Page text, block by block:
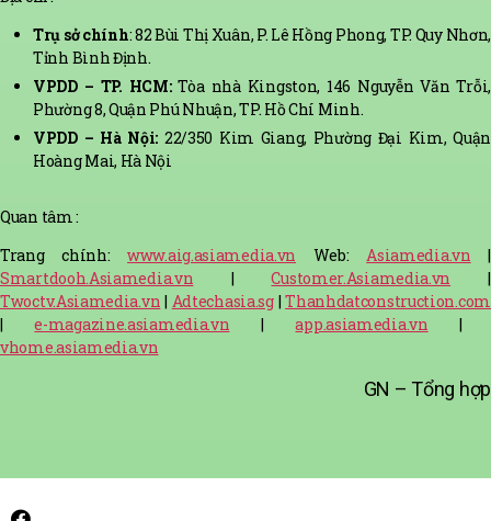
Trụ sở chính: 82 Bùi Thị Xuân, P. Lê Hồng Phong, TP. Quy Nhơn,
Tỉnh Bình Định.
VPDD – TP. HCM:Tòa nhà Kingston, 146 Nguyễn Văn Trỗi,
Phường 8, Quận Phú Nhuận, TP. Hồ Chí Minh.
VPDD – Hà Nội: 22/350 Kim Giang, Phường Đại Kim, Quận
Hoàng Mai, Hà Nội
Quan tâm :
Trang chính:www.aig.asiamedia.vn Web:Asiamedia.vn |
Smartdooh.Asiamedia.vn |Customer.Asiamedia.vn |
Twoctv.Asiamedia.vn | Adtechasia.sg|Thanhdatconstruction.com
|e-magazine.asiamedia.vn |app.asiamedia.vn |
vhome.asiamedia.vn
GN – Tổng hợp